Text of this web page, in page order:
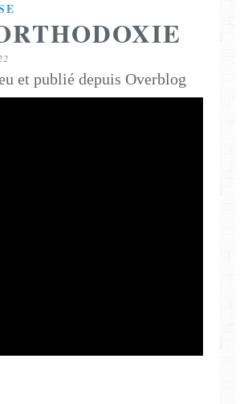
et publié depuis Overblog